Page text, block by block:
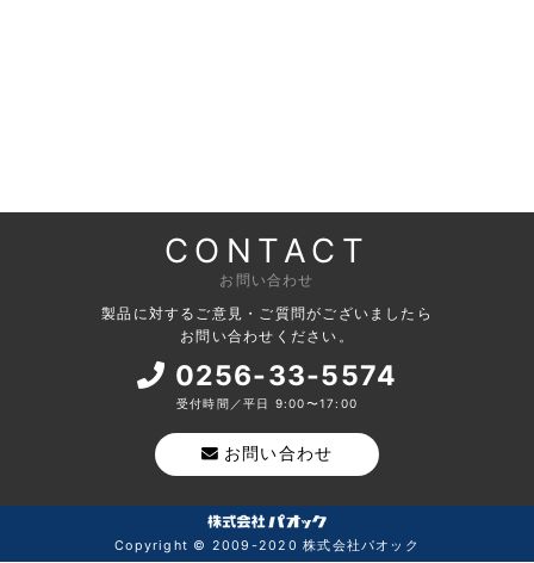
CONTACT
お問い合わせ
製品に対するご意見・ご質問がございましたら
お問い合わせください。
0256-33-5574
受付時間／平日 9:00〜17:00
お問い合わせ
Copyright © 2009-2020 株式会社パオック